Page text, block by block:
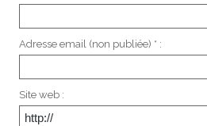
Adresse email (non publiée) * :
Site web :